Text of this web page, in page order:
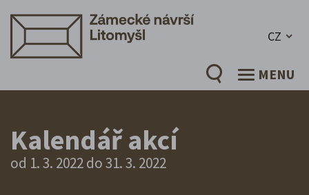
CZ
MENU
Kalendář akcí
od 1. 3. 2022 do 31. 3. 2022